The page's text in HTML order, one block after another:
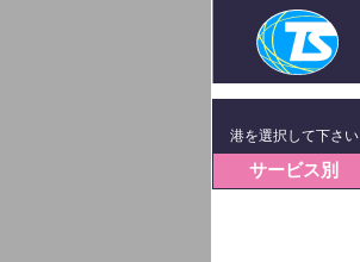
港を選択して下さい
サービス別